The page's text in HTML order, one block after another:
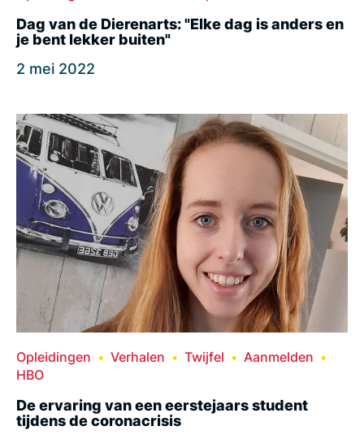
Dag van de Dierenarts: "Elke dag is anders en
je bent lekker buiten"
2 mei 2022
Opleidingen Verhalen Twijfel
Aanmelden
HBO
De ervaring van een eerstejaars student
tijdens de coronacrisis